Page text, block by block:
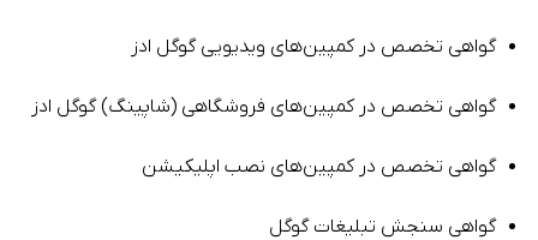
گواهی تخصص در کمپین‌های ویدیویی گوگل ادز
گواهی تخصص در کمپین‌های فروشگاهی (شاپینگ) گوگل ادز
گواهی تخصص در کمپین‌های نصب اپلیکیشن
گواهی سنجش تبلیغات گوگل